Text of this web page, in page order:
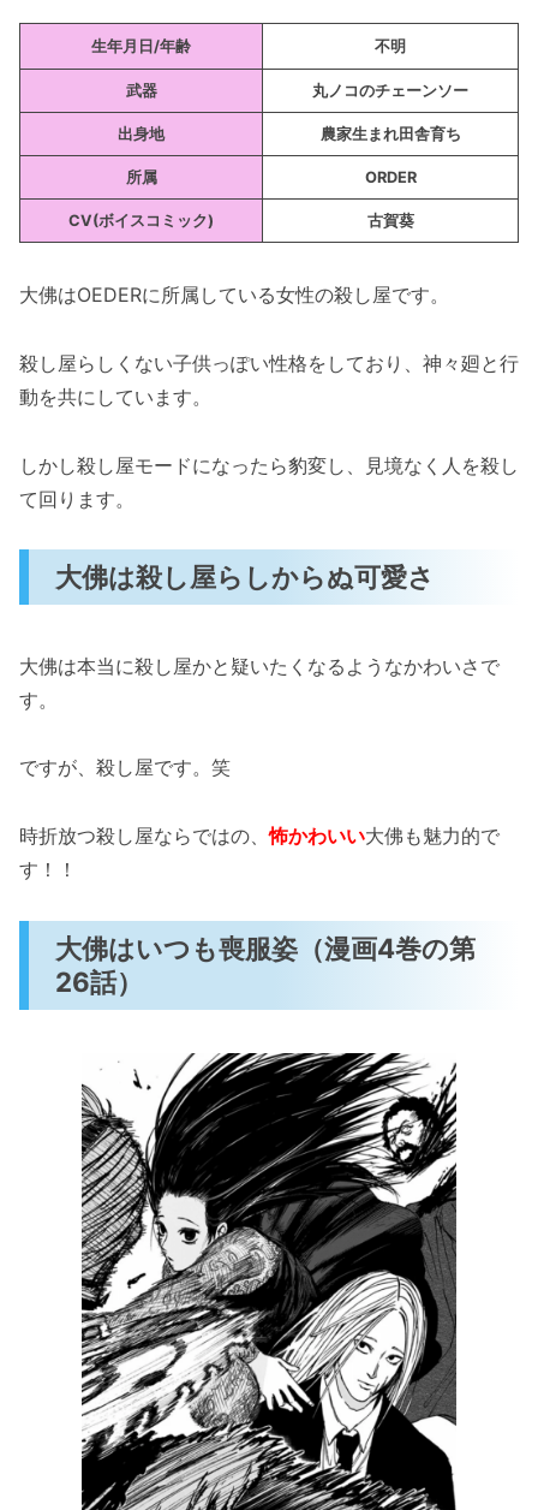
話）
神社でダンプに「二礼二拍手一礼」を教え
てあげる（漫画5巻の第42話）
「ありがとう。大好き」（漫画6巻の第43
話）
「家壊されるとむかつくね・・」（漫画7
巻の第56話）
「神々廻さん5円貸して・・」（漫画9巻の
「殺連なくなったらどうしよう。無職？」
（漫画9巻の第73話）
の・・？」（漫画9巻の第78話）
「終わったら、お豆腐食べたい・・」（漫
画11巻の第96話）
（漫画12巻の第98話）
大佛の武器は丸ノコ（漫画4巻の第26話）
第43話）
巻の第78話）
芸姑を余裕で撃破（漫画12巻の第98話）
「サカモトデイズの大佛（おさらぎ）がかわい
生年月日/年齢 不明
武器 丸ノコのチェーンソー
出身地 農家生まれ田舎育ち
所属 ORDER
CV(ボイスコミック) 古賀葵
大佛はOEDERに所属している女性の殺し屋です。
殺し屋らしくない子供っぽい性格をしており、神々廻と行
動を共にしています。
しかし殺し屋モードになったら豹変し、見境なく人を殺し
て回ります。
大佛は殺し屋らしからぬ可愛さ
大佛は本当に殺し屋かと疑いたくなるようなかわいさで
す。
ですが、殺し屋です。笑
時折放つ殺し屋ならではの、怖かわいい大佛も魅力的で
す！！
大佛はいつも喪服姿（漫画4巻の第
26話）